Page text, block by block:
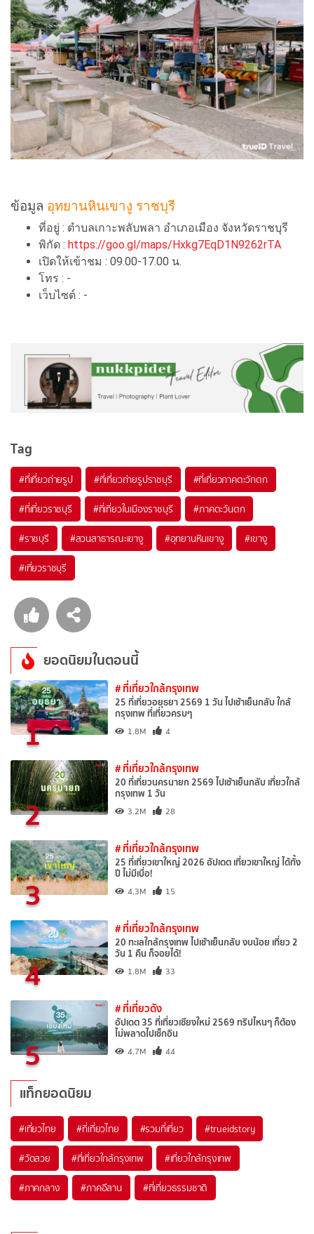
ข้อมูล อุทยานหินเขางู ราชบุรี
ที่อยู่ : ตำบลเกาะพลับพลา อำเภอเมือง จังหวัดราชบุรี
พิกัด : https://goo.gl/maps/Hxkg7EqD1N9262rTA
เปิดให้เข้าชม : 09.00-17.00 น.
โทร : -
เว็บไซต์ : -
Tag
#ที่เที่ยวถ่ายรูป #ที่เที่ยวถ่ายรูปราชบุรี #ที่เที่ยวภาคตะวักตก
#ที่เที่ยวราชบุรี #ที่เที่ยวในเมืองราชบุรี #ภาคตะวันตก
#ราชบุรี #สวนสาธารณะเขางู #อุทยานหินเขางู #เขางู
#เที่ยวราชบุรี
ยอดนิยมในตอนนี้
1
# ที่เที่ยวใกล้กรุงเทพ
25 ที่เที่ยวอยุธยา 2569 1 วัน ไปเช้าเย็นกลับ ใกล้
กรุงเทพ ที่เที่ยวครบๆ
1.8M 4
2
# ที่เที่ยวใกล้กรุงเทพ
20 ที่เที่ยวนครนายก 2569 ไปเช้าเย็นกลับ เที่ยวใกล้
กรุงเทพ 1 วัน
3.2M 28
3
# ที่เที่ยวใกล้กรุงเทพ
25 ที่เที่ยวเขาใหญ่ 2026 อัปเดต เที่ยวเขาใหญ่ ได้ทั้ง
ปี ไม่มีเบื่อ!
4.3M 15
4
# ที่เที่ยวใกล้กรุงเทพ
20 ทะเลใกล้กรุงเทพ ไปเช้าเย็นกลับ งบน้อย เที่ยว 2
วัน 1 คืน ก็จอยได้!
1.8M 33
5
# ที่เที่ยวดัง
อัปเดต 35 ที่เที่ยวเชียงใหม่ 2569 ทริปไหนๆ ก็ต้อง
ไม่พลาดไปเช็กอิน
4.7M 44
แท็กยอดนิยม
#เที่ยวไทย #ที่เที่ยวไทย #รวมที่เที่ยว #trueidstory
#วัดสวย #ที่เที่ยวใกล้กรุงเทพ #เที่ยวใกล้กรุงเทพ
#ภาคกลาง #ภาคอีสาน #ที่เที่ยวธรรมชาติ